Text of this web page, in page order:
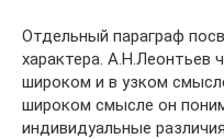
Отдельный параграф
характера. А.Н.Леонтьев
широком и в узком
широком смысле он
индивидуальные